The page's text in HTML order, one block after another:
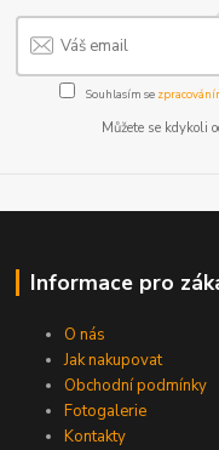
Souhlasím se
Můžete se kdykoli
Informace pro
O nás
Jak nakupovat
Obchodní podmínky
Fotogalerie
Kontakty